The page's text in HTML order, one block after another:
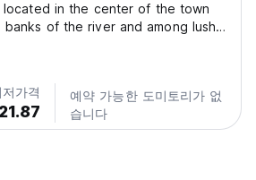
located in the center of the town
of the river and among lush
especially wonderful sunsets.
conditioning, private...
가격
예약 가능한 도미토리가 없
습니다